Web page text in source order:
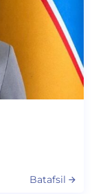
Batafsil